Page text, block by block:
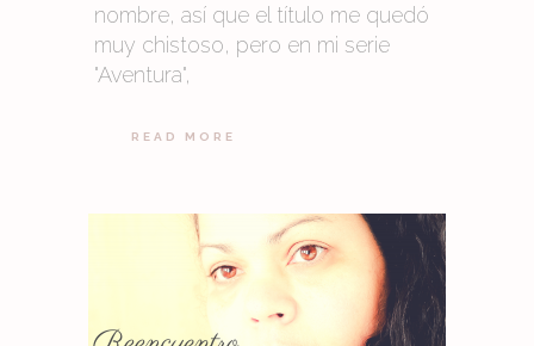
nombre, así que el título me quedó
muy chistoso, pero en mi serie
"Aventura",
READ MORE